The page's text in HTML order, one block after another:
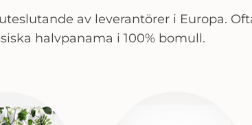
av leverantörer i Europa.
halvpanama i 100% bomull.